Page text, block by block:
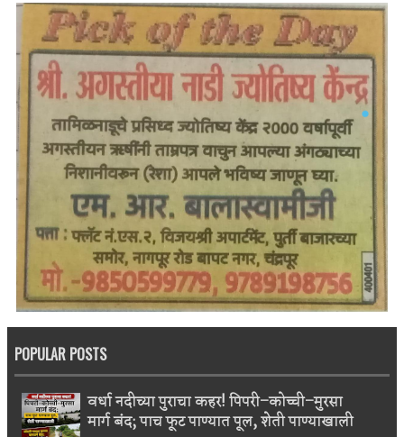
POPULAR POSTS
वर्धा नदीच्या पुराचा कहर! पिपरी–कोच्ची–मुरसा
मार्ग बंद; पाच फूट पाण्यात पूल, शेती पाण्याखाली